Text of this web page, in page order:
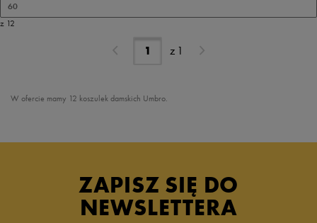
60
z 12
z 1
W ofercie mamy 12 koszulek damskich Umbro.
ZAPISZ SIĘ DO
NEWSLETTERA